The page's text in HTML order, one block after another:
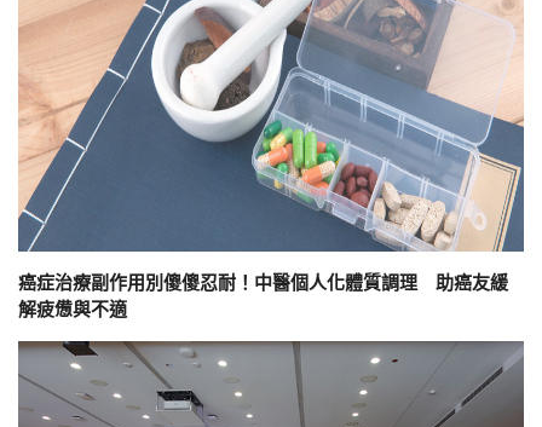
癌症治療副作用別傻傻忍耐！中醫個人化體質調理 助癌友緩
解疲憊與不適